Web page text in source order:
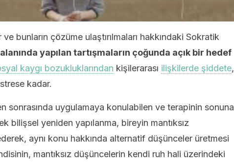
bunların çözüme ulaştırılmaları hakkındaki Sokratik
yapılan tartışmaların çoğunda açık bir hedef
kaygı bozukluklarından kişilerarası ilişkilerde şiddete,
kadar.
sonrasında uygulamaya konulabilen ve terapinin sonuna
bilişsel yeniden yapılanma, bireyin mantıksız
aynı konu hakkında alternatif düşünceler üretmesi
mantıksız düşüncelerin kendi ruh hali üzerindeki